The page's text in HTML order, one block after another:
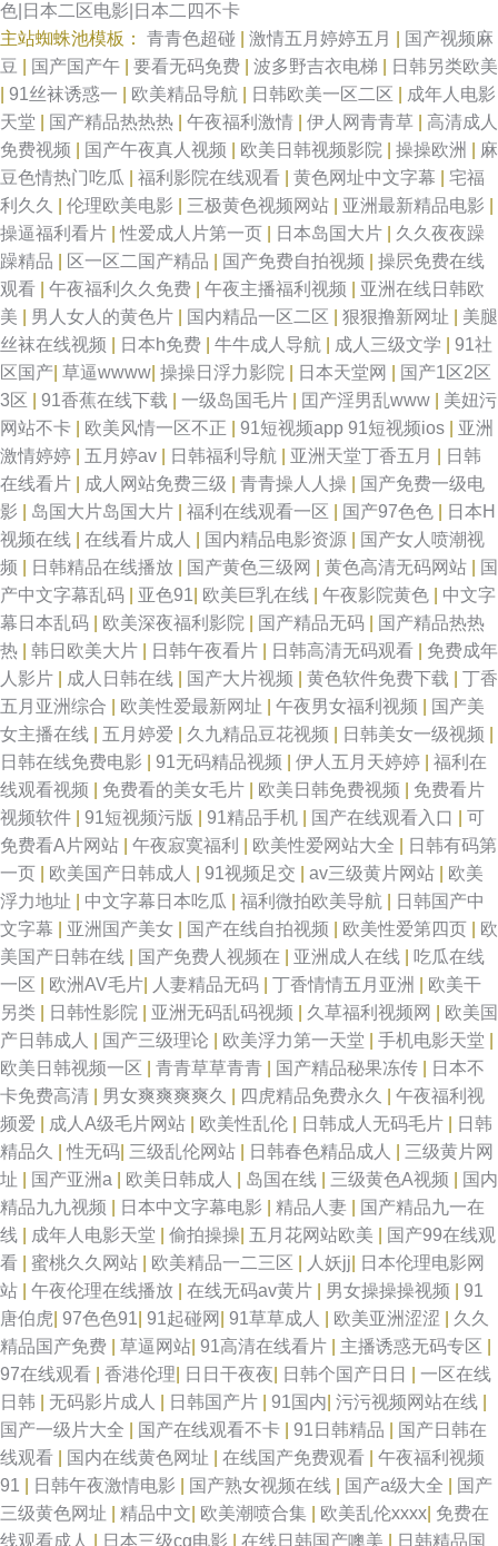
色|日本二区电影|日本二四不卡
主站蜘蛛池模板： 青青色超碰 激情五月婷婷五月
国产视频麻
豆
国产国产午 要看无码免费 波多野吉衣电梯
日韩另类欧美
91丝袜诱惑一 欧美精品导航 日韩欧美一区二区
成年人电影
天堂
国产精品热热热 午夜福利激情 伊人网青青草
高清成人
免费视频
国产午夜真人视频 欧美日韩视频影院 操操欧洲
麻
豆色情热门吃瓜
福利影院在线观看 黄色网址中文字幕
宅福
利久久
伦理欧美电影 三极黄色视频网站 亚洲最新精品电影
操逼福利看片
|性爱成人片第一页 日本岛国大片
久久夜夜躁
躁精品
区一区二国产精品 国产免费自拍视频
操屄免费在线
观看
午夜福利久久免费 午夜主播福利视频
亚洲在线日韩欧
美
男人女人的黄色片 国内精品一区二区 狠狠撸新网址
美腿
丝袜在线视频
日本h免费 牛牛成人导航 成人三级文学
91社
区国产 草逼wwww 操操日浮力影院 日本天堂网
国产1区2区
3区
91香蕉在线下载 一级岛国毛片 囯产淫男乱www
美妞污
网站不卡
欧美风情一区不正 91短视频app 91短视频ios
亚洲
激情婷婷
五月婷av 日韩福利导航 亚洲天堂丁香五月
日韩
在线看片
成人网站免费三级 青青操人人操
国产免费一级电
影
岛国大片岛国大片 福利在线观看一区 国产97色色
日本H
视频在线
在线看片成人 国内精品电影资源
国产女人喷潮视
频
日韩精品在线播放 国产黄色三级网 黄色高清无码网站
国
产中文字幕乱码
亚色91 欧美巨乳在线 午夜影院黄色
中文字
幕日本乱码
欧美深夜福利影院 国产精品无码
国产精品热热
热
韩日欧美大片 日韩午夜看片 日韩高清无码观看
免费成年
人影片
成人日韩在线 国产大片视频 黄色软件免费下载
丁香
五月亚洲综合
欧美性爱最新网址 午夜男女福利视频
国产美
女主播在线
五月婷爱 久九精品豆花视频 日韩美女一级视频
日韩在线免费电影
91无码精品视频 伊人五月天婷婷
福利在
线观看视频
免费看的美女毛片 欧美日韩免费视频
免费看片
视频软件
91短视频污版 91精品手机 国产在线观看入口
可
免费看A片网站
午夜寂寞福利 欧美性爱网站大全
日韩有码第
一页
欧美国产日韩成人 91视频足交 av三级黄片网站
欧美
浮力地址
中文字幕日本吃瓜 福利微拍欧美导航
日韩国产中
文字幕
亚洲国产美女 国产在线自拍视频 欧美性爱第四页
欧
美国产日韩在线
国产免费人视频在 亚洲成人在线
吃瓜在线
一区
欧洲AV毛片 人妻精品无码 丁香情情五月亚洲
欧美干
另类
日韩性影院 亚洲无码乱码视频 久草福利视频网
欧美国
产日韩成人
国产三级理论 欧美浮力第一天堂 手机电影天堂
欧美日韩视频一区
青青草草青青 国产精品秘果冻传
日本不
卡免费高清
男女爽爽爽爽久 四虎精品免费永久
午夜福利视
频爱
成人A级毛片网站 欧美性乱伦 日韩成人无码毛片
日韩
精品久
|性无码 三级乱伦网站 日韩春色精品成人
三级黄片网
址
国产亚洲a 欧美日韩成人 岛国在线 三级黄色A视频
国内
精品九九视频
日本中文字幕电影 精品人妻
国产精品九一在
线
成年人电影天堂 偷拍操操 五月花网站欧美
国产99在线观
看
蜜桃久久网站 欧美精品一二三区 人妖jj
日本伦理电影网
站
午夜伦理在线播放 在线无码av黄片 男女操操操视频
91
唐伯虎 97色色91 91起碰网 91草草成人 欧美亚洲涩涩
久久
精品国产免费
草逼网站 91高清在线看片 主播诱惑无码专区
97在线观看
香港伦理 日日干夜夜 日韩个国产日日
一区在线
日韩
无码影片成人 日韩国产片 91国内 污污视频网站在线
国产一级片大全
国产在线观看不卡 91日韩精品
国产日韩在
线观看
国内在线黄色网址 在线国产免费观看
午夜福利视频
91
日韩午夜激情电影 国产熟女视频在线 国产a级大全
国产
三级黄色网址
精品中文 欧美潮喷合集 欧美乱伦xxxx 免费在
线观看成人
日本三级cg电影 在线日韩国产噢美 日韩精品国